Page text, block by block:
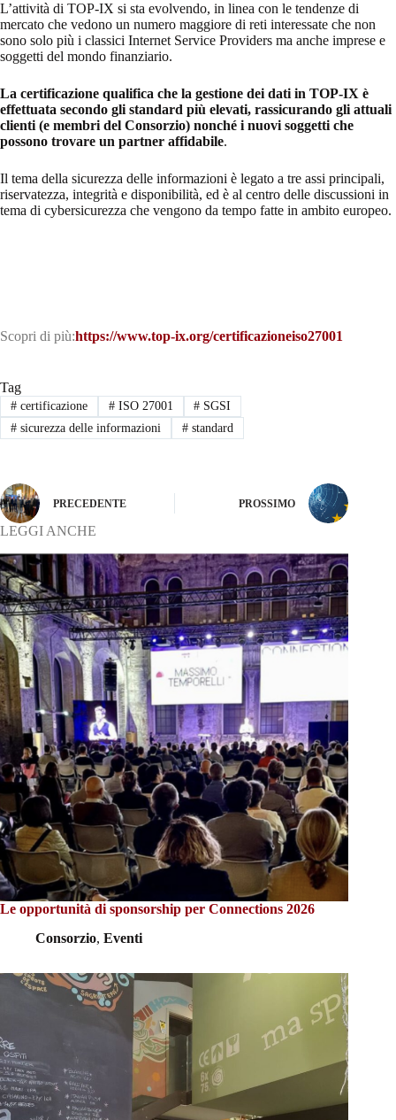
L’attività di TOP-IX si sta evolvendo, in linea con le tendenze di
mercato che vedono un numero maggiore di reti interessate che non
sono solo più i classici Internet Service Providers ma anche imprese e
soggetti del mondo finanziario.
La certificazione qualifica che la gestione dei dati in TOP-IX è
effettuata secondo gli standard più elevati, rassicurando gli attuali
clienti (e membri del Consorzio) nonché i nuovi soggetti che
possono trovare un partner affidabile.
Il tema della sicurezza delle informazioni è legato a tre assi principali,
riservatezza, integrità e disponibilità, ed è al centro delle discussioni in
tema di cybersicurezza che vengono da tempo fatte in ambito europeo.
Scopri di più:https://www.top-ix.org/certificazioneiso27001
Tag
#certificazione #ISO 27001 # SGSI
#sicurezza delle informazioni #standard
PRECEDENTE PROSSIMO
LEGGI ANCHE
Le opportunità di sponsorship per Connections 2026
Consorzio, Eventi